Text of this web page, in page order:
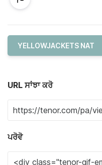
YELLOWJACKETS NAT
URL ਸਾਂਝਾ ਕਰੋ
ਪਰੋਵੋ